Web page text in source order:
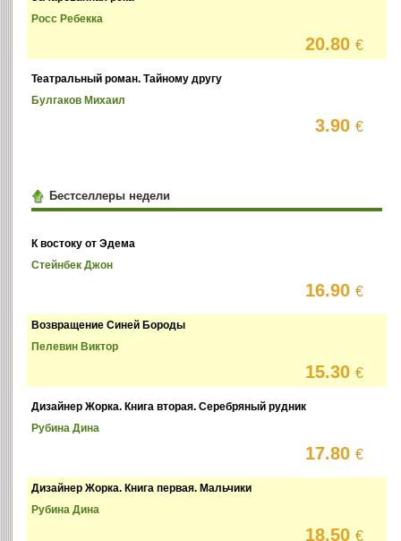
Росс Ребекка
20.80€
Театральный роман. Тайному другу
Булгаков Михаил
3.90€
Бестселлеры недели
К востоку от Эдема
Стейнбек Джон
16.90€
Возвращение Синей Бороды
Пелевин Виктор
15.30€
Дизайнер Жорка. Книга вторая. Серебряный рудник
Рубина Дина
17.80€
Дизайнер Жорка. Книга первая. Мальчики
Рубина Дина
18.50€